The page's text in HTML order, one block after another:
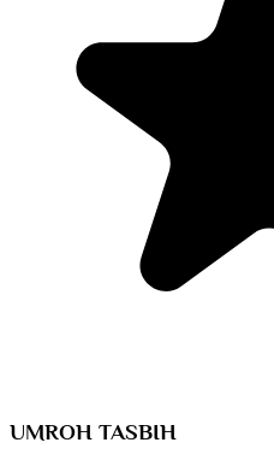
UMROH TASBIH